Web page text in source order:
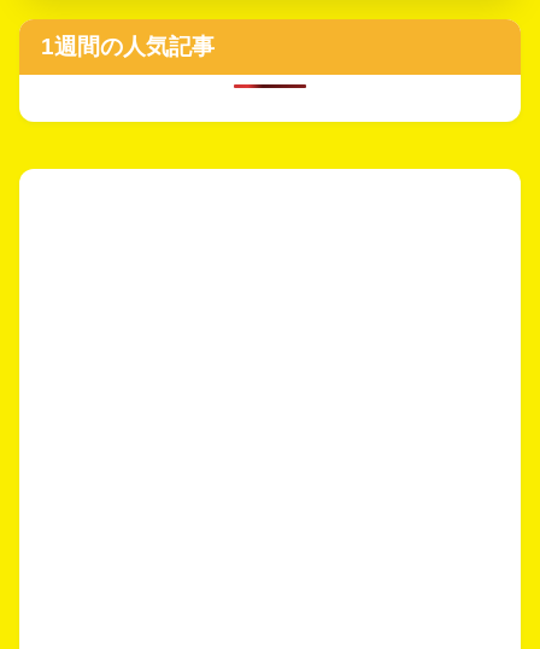
1週間の人気記事